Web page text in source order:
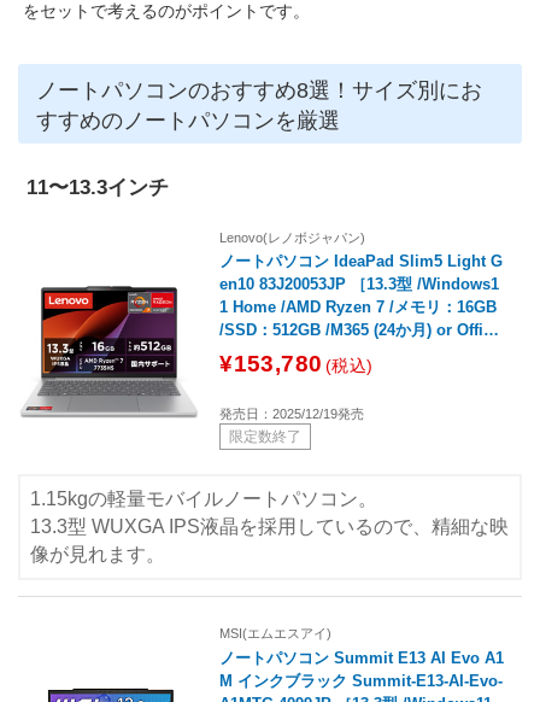
をセットで考えるのがポイントです。
ノートパソコンのおすすめ8選！サイズ別にお
すすめのノートパソコンを厳選
11〜13.3インチ
Lenovo(レノボジャパン)
ノートパソコン IdeaPad Slim5 Light G
en10 83J20053JP ［13.3型 /Windows1
1 Home /AMD Ryzen 7 /メモリ：16GB
/SSD：512GB /M365 (24か月) or Office
選択可能 /日本語版キーボード /2025年1
2月モデル］
¥153,780 (税込)
発売日：2025/12/19発売
限定数終了
1.15kgの軽量モバイルノートパソコン。
13.3型 WUXGA IPS液晶を採用しているので、精細な映
像が見れます。
MSI(エムエスアイ)
ノートパソコン Summit E13 AI Evo A1
M インクブラック Summit-E13-AI-Evo-